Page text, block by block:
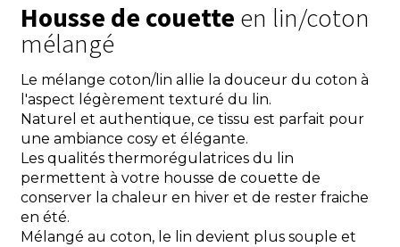
Housse de couette en lin/coton
mélangé
Le mélange coton/lin allie la douceur du coton à
l'aspect légèrement texturé du lin.
Naturel et authentique, ce tissu est parfait pour
une ambiance cosy et élégante.
Les qualités thermorégulatrices du lin
permettent à votre housse de couette de
conserver la chaleur en hiver et de rester fraiche
en été.
Mélangé au coton, le lin devient plus souple et